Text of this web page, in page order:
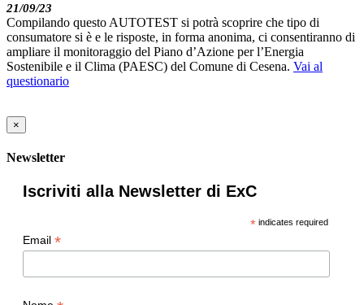
21/09/23
Compilando questo AUTOTEST si potrà scoprire che tipo di
consumatore si è e le risposte, in forma anonima, ci consentiranno di
ampliare il monitoraggio del Piano d’Azione per l’Energia
Sostenibile e il Clima (PAESC) del Comune di Cesena. Vai al
questionario
×
Newsletter
Iscriviti alla Newsletter di ExC
* indicates required
Email *